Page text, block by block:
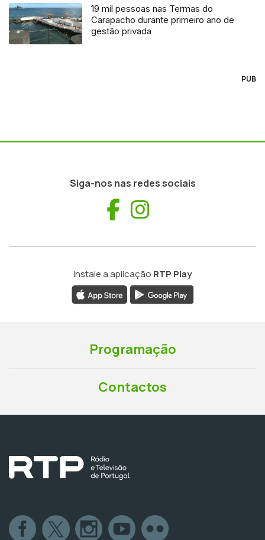
19 mil pessoas nas Termas do
Carapacho durante primeiro ano de
gestão privada
PUB
Siga-nos nas redes sociais
Facebook
Instale a aplicação RTP Play
Programação
Contactos